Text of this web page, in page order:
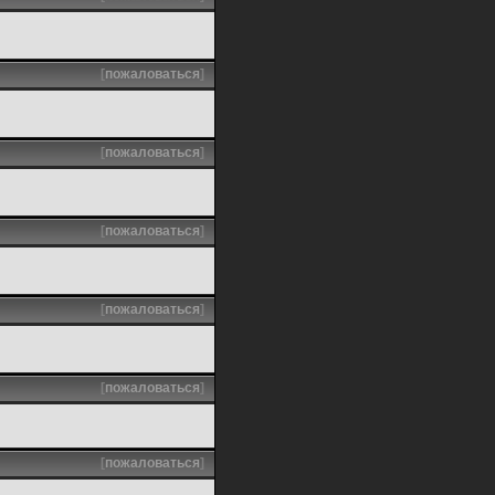
[пожаловаться]
[пожаловаться]
[пожаловаться]
[пожаловаться]
[пожаловаться]
[пожаловаться]